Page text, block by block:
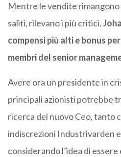
Mentre le vendite
saliti, rilevano i più critici,
compensi più alti e bonus
membri del senior
Avere ora un presidente in
principali azionisti potrebbe
ricerca del nuovo Ceo, tanto
indiscrezioni Industrivarden
considerando l’idea di